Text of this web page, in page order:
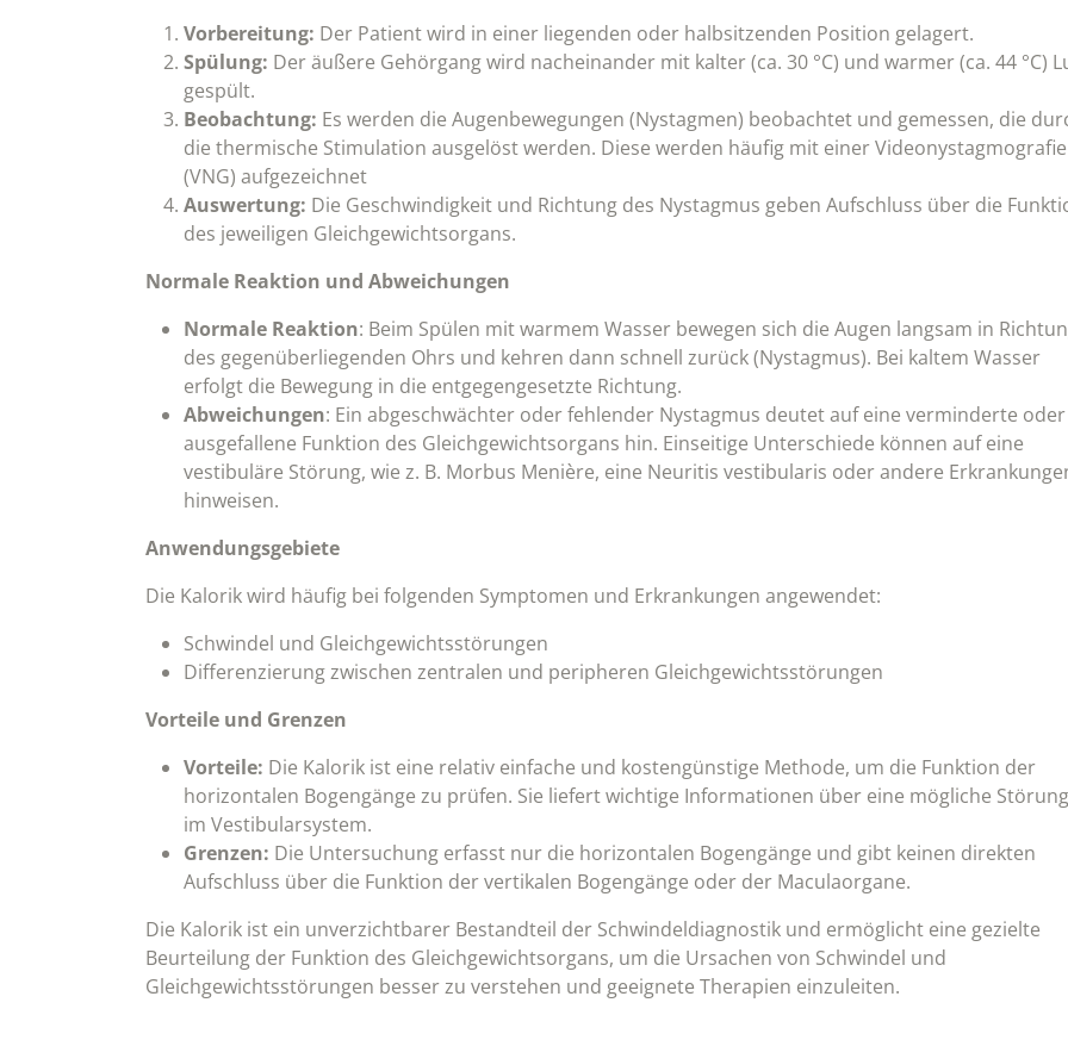
Vorbereitung: Der Patient wird in einer liegenden oder halbsitzenden Position gelagert.
Spülung: Der äußere Gehörgang wird nacheinander mit kalter (ca. 30 °C) und warmer (ca. 44 °C)
gespült.
Beobachtung: Es werden die Augenbewegungen (Nystagmen) beobachtet und gemessen, die
die thermische Stimulation ausgelöst werden. Diese werden häufig mit einer Videonystagmografie
(VNG) aufgezeichnet
Auswertung: Die Geschwindigkeit und Richtung des Nystagmus geben Aufschluss über die
des jeweiligen Gleichgewichtsorgans.
Normale Reaktion und Abweichungen
Normale Reaktion: Beim Spülen mit warmem Wasser bewegen sich die Augen langsam in
des gegenüberliegenden Ohrs und kehren dann schnell zurück (Nystagmus). Bei kaltem Wasser
erfolgt die Bewegung in die entgegengesetzte Richtung.
Abweichungen: Ein abgeschwächter oder fehlender Nystagmus deutet auf eine verminderte oder
ausgefallene Funktion des Gleichgewichtsorgans hin. Einseitige Unterschiede können auf eine
vestibuläre Störung, wie z. B. Morbus Menière, eine Neuritis vestibularis oder andere
hinweisen.
Anwendungsgebiete
Die Kalorik wird häufig bei folgenden Symptomen und Erkrankungen angewendet:
Schwindel und Gleichgewichtsstörungen
Differenzierung zwischen zentralen und peripheren Gleichgewichtsstörungen
Vorteile und Grenzen
Vorteile: Die Kalorik ist eine relativ einfache und kostengünstige Methode, um die Funktion der
horizontalen Bogengänge zu prüfen. Sie liefert wichtige Informationen über eine mögliche Störung
im Vestibularsystem.
Grenzen: Die Untersuchung erfasst nur die horizontalen Bogengänge und gibt keinen direkten
Aufschluss über die Funktion der vertikalen Bogengänge oder der Maculaorgane.
Die Kalorik ist ein unverzichtbarer Bestandteil der Schwindeldiagnostik und ermöglicht eine gezielte
Beurteilung der Funktion des Gleichgewichtsorgans, um die Ursachen von Schwindel und
Gleichgewichtsstörungen besser zu verstehen und geeignete Therapien einzuleiten.